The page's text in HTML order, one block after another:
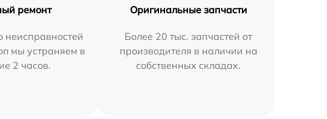
ремонт
неисправностей
мы устраняем в
2 часов.
Оригинальные запчасти
Более 20 тыс. запчастей от
производителя в наличии на
собственных складах.